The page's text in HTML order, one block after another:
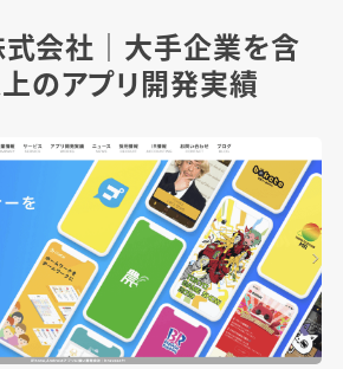
会社｜大手企業を含
のアプリ開発実績